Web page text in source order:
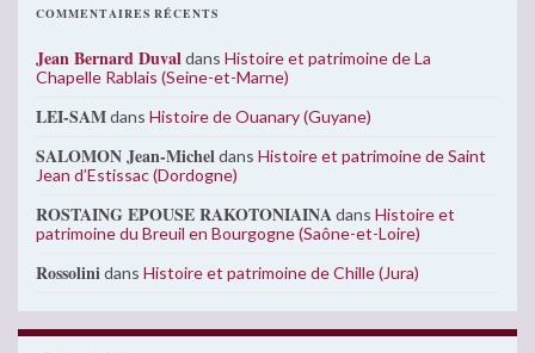
COMMENTAIRES RÉCENTS
Jean Bernard Duvaldans Histoire et patrimoine de La
Chapelle Rablais (Seine-et-Marne)
LEI-SAMdans Histoire de Ouanary (Guyane)
SALOMON Jean-Micheldans Histoire et patrimoine de Saint
Jean d’Estissac (Dordogne)
ROSTAING EPOUSE RAKOTONIAINAdans Histoire et
patrimoine du Breuil en Bourgogne (Saône-et-Loire)
Rossolinidans Histoire et patrimoine de Chille (Jura)